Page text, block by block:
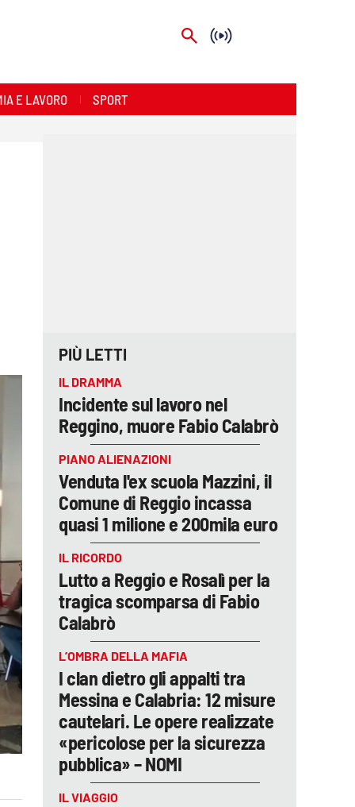
E LAVORO SPORT
PIÙ LETTI
IL DRAMMA
Incidente sul lavoro nel
Reggino, muore Fabio Calabrò
PIANO ALIENAZIONI
Venduta l'ex scuola Mazzini, il
Comune di Reggio incassa
quasi 1 milione e 200mila euro
IL RICORDO
Lutto a Reggio e Rosalì per la
tragica scomparsa di Fabio
Calabrò
L’OMBRA DELLA MAFIA
I clan dietro gli appalti tra
Messina e Calabria: 12 misure
cautelari. Le opere realizzate
«pericolose per la sicurezza
pubblica» – NOMI
IL VIAGGIO